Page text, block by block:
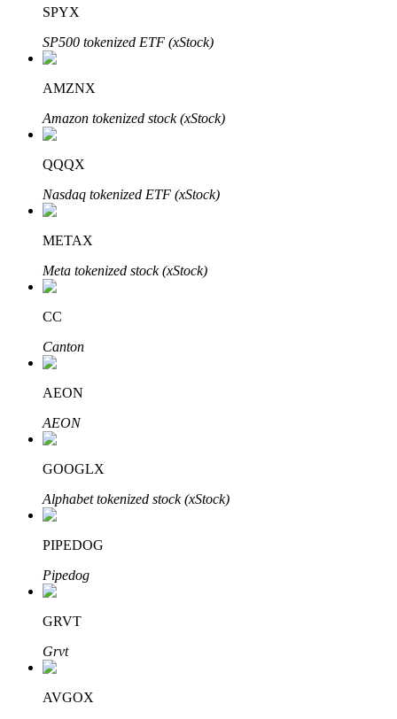
Automatyczna inwestycja
Zdobądź długoterminowy zysk i elastyczne zainteresowania
Naucz się stakingu
Dowiedz się, jak uzyskać dochód pasywny
Bitrue
Bitruści Partnerzy
SPYX
SP500 tokenized ETF (xStock)
AMZNX
Amazon tokenized stock (xStock)
QQQX
Nasdaq tokenized ETF (xStock)
METAX
Meta tokenized stock (xStock)
CC
Canton
AEON
AEON
GOOGLX
Alphabet tokenized stock (xStock)
PIPEDOG
Pipedog
GRVT
Grvt
AVGOX